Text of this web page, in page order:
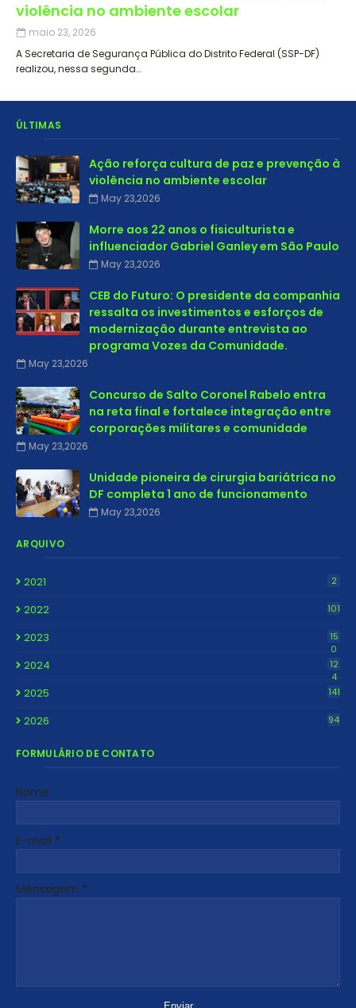
violência no ambiente escolar
maio 23, 2026
A Secretaria de Segurança Pública do Distrito Federal (SSP-DF)
realizou, nessa segunda…
ÚLTIMAS
Ação reforça cultura de paz e prevenção à
violência no ambiente escolar
May 23,2026
Morre aos 22 anos o fisiculturista e
influenciador Gabriel Ganley em São Paulo
May 23,2026
CEB do Futuro: O presidente da companhia
ressalta os investimentos e esforços de
modernização durante entrevista ao
programa Vozes da Comunidade.
May 23,2026
Concurso de Salto Coronel Rabelo entra
na reta final e fortalece integração entre
corporações militares e comunidade
May 23,2026
Unidade pioneira de cirurgia bariátrica no
DF completa 1 ano de funcionamento
May 23,2026
ARQUIVO
2021 2
2022 101
2023
15
0
2024
12
4
2025 141
2026 94
FORMULÁRIO DE CONTATO
Nome
E-mail *
Mensagem *